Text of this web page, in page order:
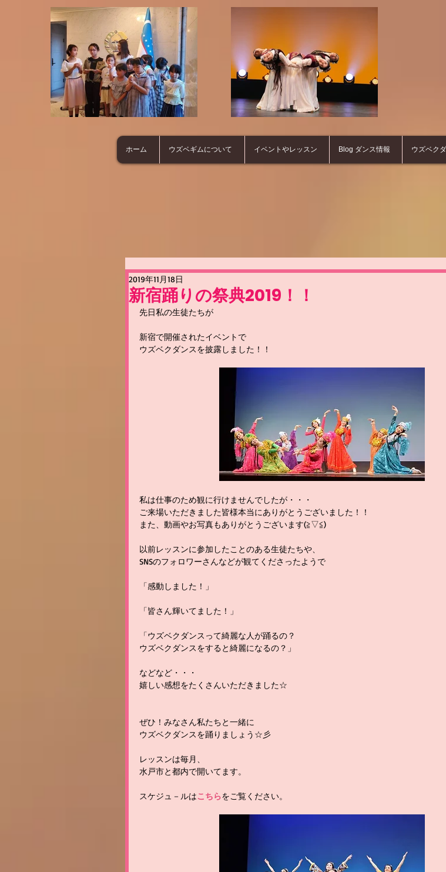
ホーム ウズベギムについて イベントやレッスン Blog ダンス情報 ウズベク
新宿踊りの祭典2019！！
2019年11月18日
先日私の生徒たちが
新宿で開催されたイベントで
ウズベクダンスを披露しました！！
私は仕事のため観に行けませんでしたが・・・
ご来場いただきました皆様本当にありがとうございました！！
また、動画やお写真もありがとうございます(≧▽≦)
以前レッスンに参加したことのある生徒たちや、
SNSのフォロワーさんなどが観てくださったようで
「感動しました！」
「皆さん輝いてました！」
「ウズベクダンスって綺麗な人が踊るの？
ウズベクダンスをすると綺麗になるの？」
などなど・・・
嬉しい感想をたくさんいただきました☆
ぜひ！みなさん私たちと一緒に
ウズベクダンスを踊りましょう☆彡
レッスンは毎月、
水戸市と都内で開いてます。
スケジュ－ルはこちらをご覧ください。